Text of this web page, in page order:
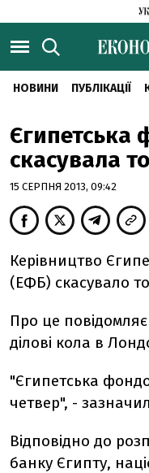
НОВИНИ ПУБЛІКАЦІЇ
Єгипетська
скасувала
15 СЕРПНЯ 2013, 09:42
Керівництво
(ЕФБ) скасувало
Про це повідомляє
ділові кола в
"Єгипетська
четвер", -
Відповідно до
банку Єгипту,